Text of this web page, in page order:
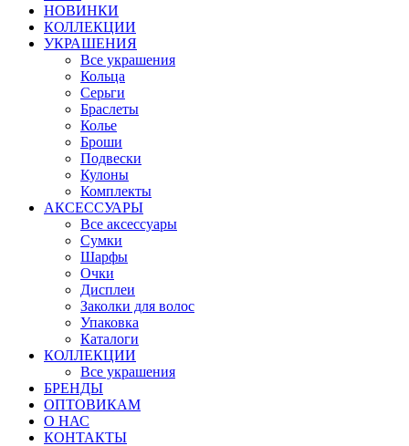
НОВИНКИ
КОЛЛЕКЦИИ
УКРАШЕНИЯ
Все украшения
Кольца
Серьги
Браслеты
Колье
Броши
Подвески
Кулоны
Комплекты
АКСЕССУАРЫ
Все аксессуары
Сумки
Шарфы
Очки
Дисплеи
Заколки для волос
Упаковка
Каталоги
КОЛЛЕКЦИИ
Все украшения
БРЕНДЫ
ОПТОВИКАМ
О НАС
КОНТАКТЫ